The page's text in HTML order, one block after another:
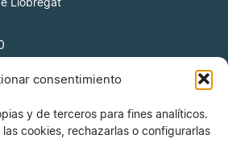
consentimiento
y de terceros para fines analíticos.
cookies, rechazarlas o configurarlas